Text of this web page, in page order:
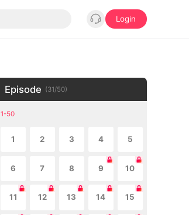
Login
Episode (31/50)
1-50
1 2 3 4 5
6 7 8 9 10
11 12 13 14 15